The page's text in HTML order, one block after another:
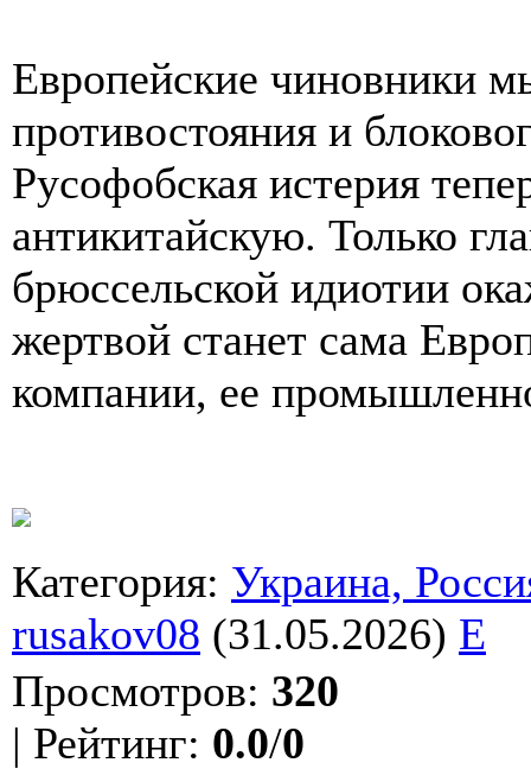
Европейские чиновники
противостояния и
Русофобская истерия
антикитайскую. Только
брюссельской идиотии
жертвой станет сама
компании, ее
Категория: Украина,
rusakov08 (31.05.2026) E
Просмотров: 320
| Рейтинг: 0.0/0